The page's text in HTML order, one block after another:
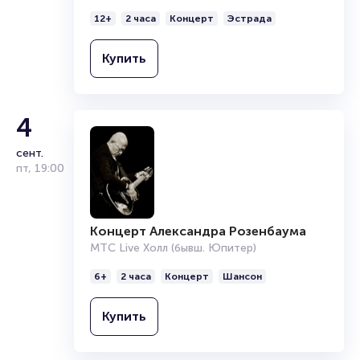
12+ 2 часа Концерт Эстрада
Купить
4
сент.
пт, 19:00
Концерт Александра Розенбаума
МТС Live Холл (бывш. Юпитер)
6+ 2 часа Концерт Шансон
Купить